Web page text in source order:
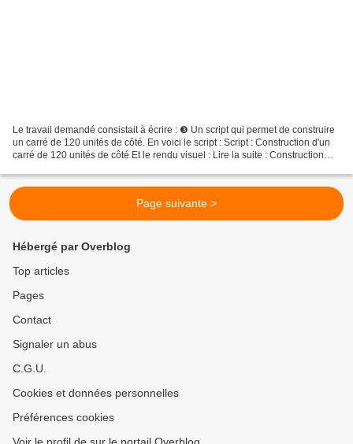
Le travail demandé consistait à écrire : ❸ Un script qui permet de construire
un carré de 120 unités de côté. En voici le script : Script : Construction d'un
carré de 120 unités de côté Et le rendu visuel : Lire la suite : Construction
Page suivante >
Hébergé par Overblog
Top articles
Pages
Contact
Signaler un abus
C.G.U.
Cookies et données personnelles
Préférences cookies